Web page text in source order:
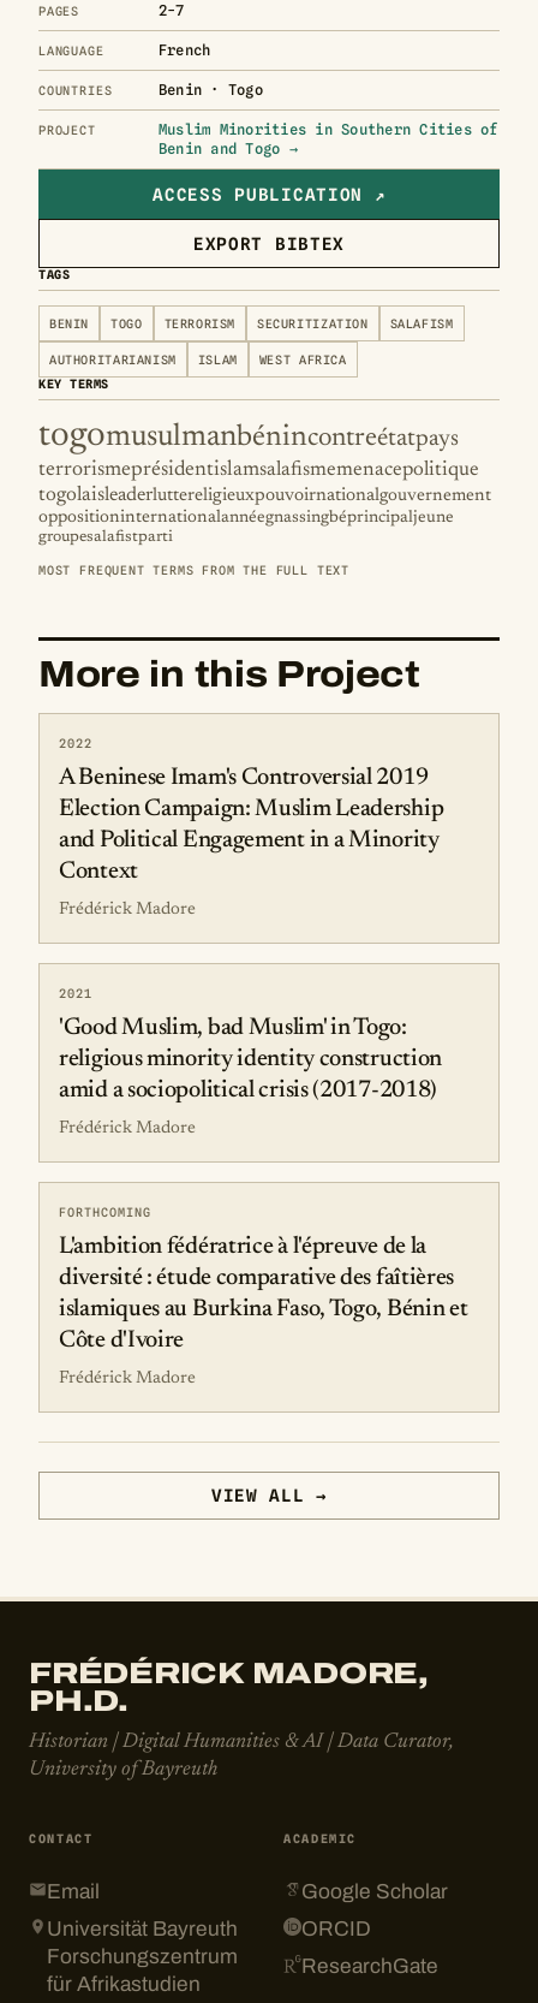
PAGES 2-7
LANGUAGE French
COUNTRIES Benin · Togo
PROJECT
Muslim Minorities in Southern Cities of
Benin and Togo →
ACCESS PUBLICATION ↗
EXPORT BIBTEX
TAGS
BENIN TOGO TERRORISM SECURITIZATION SALAFISM
AUTHORITARIANISM ISLAM
WEST AFRICA
KEY TERMS
togomusulmanbénincontreétatpays
terrorismeprésidentislamsalafismemenacepolitique
togolaisleaderluttereligieuxpouvoirnationalgouvernement
oppositioninternationalannéegnassingbéprincipaljeune
groupesalafistparti
MOST FREQUENT TERMS FROM THE FULL TEXT
More in this Project
2022
A Beninese Imam's Controversial 2019
Election Campaign: Muslim Leadership
and Political Engagement in a Minority
Context
Frédérick Madore
2021
'Good Muslim, bad Muslim' in Togo:
religious minority identity construction
amid a sociopolitical crisis (2017-2018)
Frédérick Madore
FORTHCOMING
L'ambition fédératrice à l'épreuve de la
diversité : étude comparative des faîtières
islamiques au Burkina Faso, Togo, Bénin et
Côte d'Ivoire
Frédérick Madore
VIEW ALL →
FRÉDÉRICK MADORE,
PH.D.
Historian | Digital Humanities & AI | Data Curator,
University of Bayreuth
CONTACT
Email
Universität Bayreuth
Forschungszentrum
für Afrikastudien
ACADEMIC
Google Scholar
ORCID
ResearchGate